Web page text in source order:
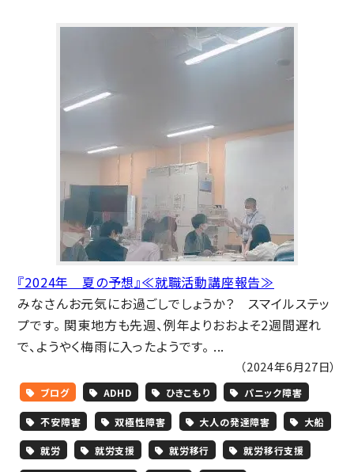
『2024年 夏の予想』≪就職活動講座報告≫
みなさんお元気にお過ごしでしょうか？ スマイルステッ
プです。 関東地方も先週、例年よりおおよそ2週間遅れ
で、ようやく梅雨に入ったようです。 ...
（2024年6月27日）
ブログ ADHD ひきこもり パニック障害
不安障害 双極性障害 大人の発達障害 大船
就労 就労支援 就労移行 就労移行支援